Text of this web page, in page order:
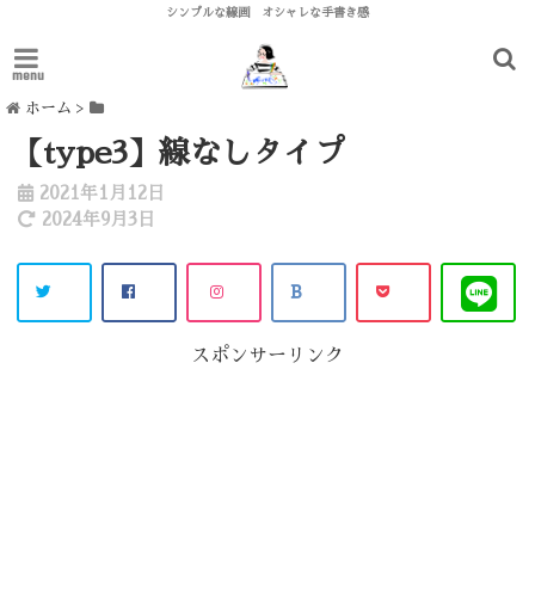
シンプルな線画 オシャレな手書き感
menu
ホーム >
【type3】線なしタイプ
2021年1月12日
2024年9月3日
スポンサーリンク